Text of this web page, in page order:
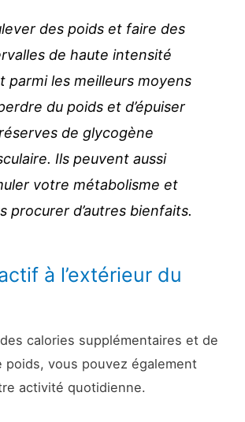
des poids et faire des
de haute intensité
parmi les meilleurs moyens
du poids et d’épuiser
de glycogène
Ils peuvent aussi
votre métabolisme et
procurer d’autres bienfaits.
à l’extérieur du
calories supplémentaires et de
poids, vous pouvez également
activité quotidienne.